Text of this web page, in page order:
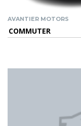
AVANTIER MOTORS
COMMUTER